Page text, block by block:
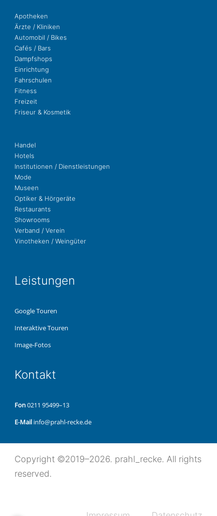
Apo­the­ken
Ärzte / Kliniken
Auto­mo­bil / Bikes
Cafés / Bars
Dampf­shops
Ein­rich­tung
Fahr­schu­len
Fit­ness
Freizeit
Fri­seur & Kosmetik
Handel
Hotels
Insti­tu­tio­nen / Dienstleistungen
Mode
Museen
Opti­ker & Hörgeräte
Restau­rants
Show­rooms
Ver­band / Verein
Vino­the­ken / Weingüter
Leis­tun­gen
Google Touren
Inter­ak­ti­ve Touren
Image-Fotos
Kon­takt
Fon0211 95499–13
E‑Mail info@prahl-recke.de
Copy­right ©2019–2026. prahl_recke. All rights
reserved.